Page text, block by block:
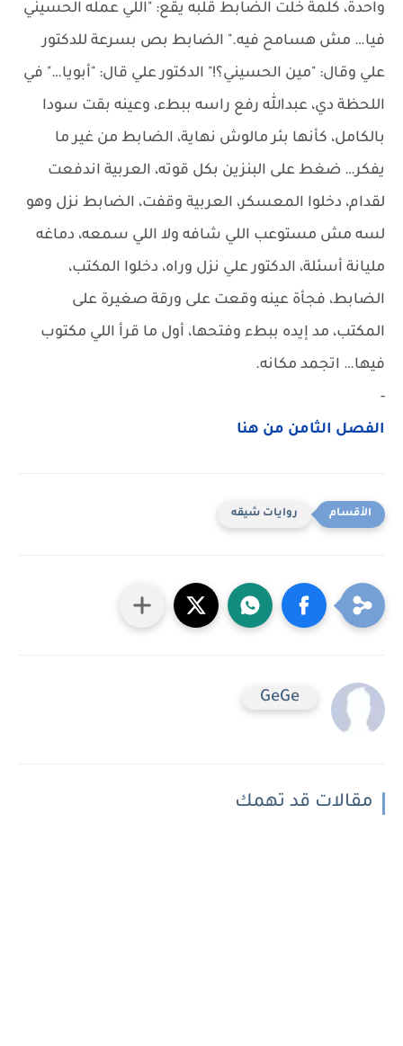
واحدة، كلمة خلت الضابط قلبه يقع: "اللي عمله الحسيني
فيا… مش هسامح فيه." الضابط بص بسرعة للدكتور
علي وقال: "مين الحسيني؟!" الدكتور علي قال: "أبويا…" في
اللحظة دي، عبدالله رفع راسه ببطء، وعينه بقت سودا
بالكامل، كأنها بئر مالوش نهاية، الضابط من غير ما
يفكر… ضغط على البنزين بكل قوته، العربية اندفعت
لقدام، دخلوا المعسكر، العربية وقفت، الضابط نزل وهو
لسه مش مستوعب اللي شافه ولا اللي سمعه، دماغه
مليانة أسئلة، الدكتور علي نزل وراه، دخلوا المكتب،
الضابط، فجأة عينه وقعت على ورقة صغيرة على
المكتب، مد إيده ببطء وفتحها، أول ما قرأ اللي مكتوب
فيها… اتجمد مكانه.
-
الفصل الثامن من هنا
روايات شيقه
GeGe
مقالات قد تهمك